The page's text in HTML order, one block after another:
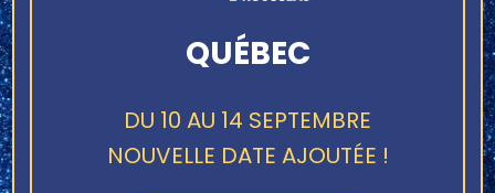
QUÉBEC
DU 10 AU 14 SEPTEMBRE
NOUVELLE DATE AJOUTÉE !